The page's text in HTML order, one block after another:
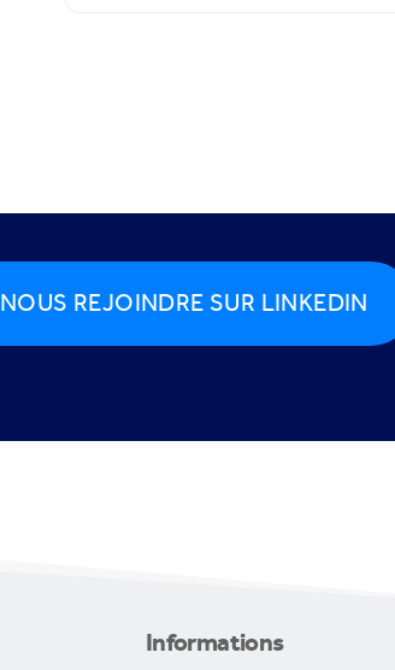
NOUS REJOINDRE SUR LINKEDIN
Informations